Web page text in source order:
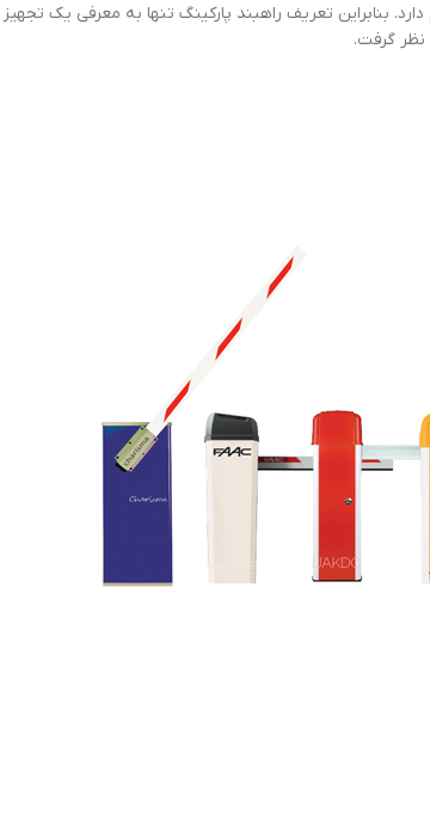
بنابراین تعریف راهبند پارکینگ تنها به معرفی یک
نظر گرفت.